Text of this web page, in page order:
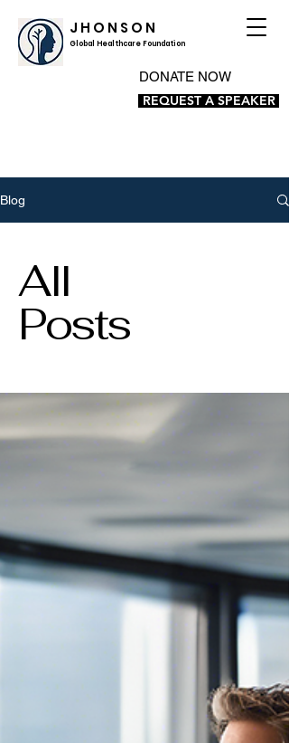
J H O N S O N
Global Healthcare Foundation
DONATE NOW
REQUEST A SPEAKER
Blog
All
Posts